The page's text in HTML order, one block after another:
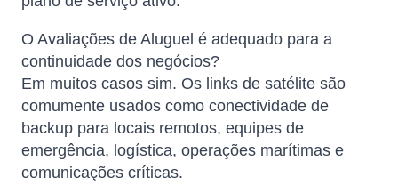
O Avaliações de Aluguel é adequado para a
continuidade dos negócios?
Em muitos casos sim. Os links de satélite são
comumente usados ​​como conectividade de
backup para locais remotos, equipes de
emergência, logística, operações marítimas e
comunicações críticas.